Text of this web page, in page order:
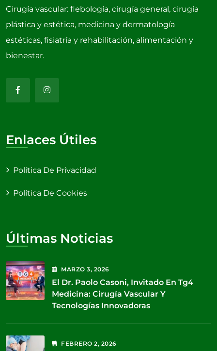
Cirugía vascular: flebología, cirugía general, cirugía
plástica y estética, medicina y dermatología
estéticas, fisiatría y rehabilitación, alimentación y
bienestar.
Enlaces Útiles
Política De Privacidad
Política De Cookies
Últimas Noticias
MARZO3, 2026
El Dr. Paolo Casoni, Invitado En Tg4
Medicina: Cirugía Vascular Y
Tecnologías Innovadoras
FEBRERO2, 2026